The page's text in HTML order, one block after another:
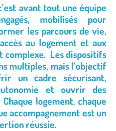
avant tout une équipe
mobilisés pour
les parcours de vie,
au logement et aux
complexe. Les dispositifs
multiples, mais l’objectif
un cadre sécurisant,
et ouvrir des
Chaque logement, chaque
accompagnement est un
réussie.